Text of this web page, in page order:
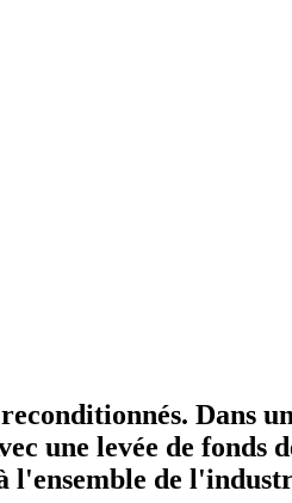
Dans
une levée de fonds
l'ensemble de